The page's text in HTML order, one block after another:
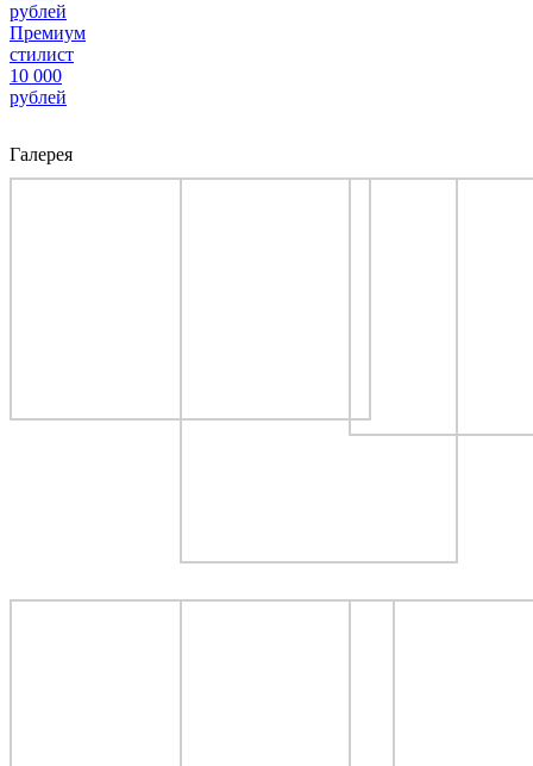
рублей
Премиум
стилист
10 000
рублей
Галерея